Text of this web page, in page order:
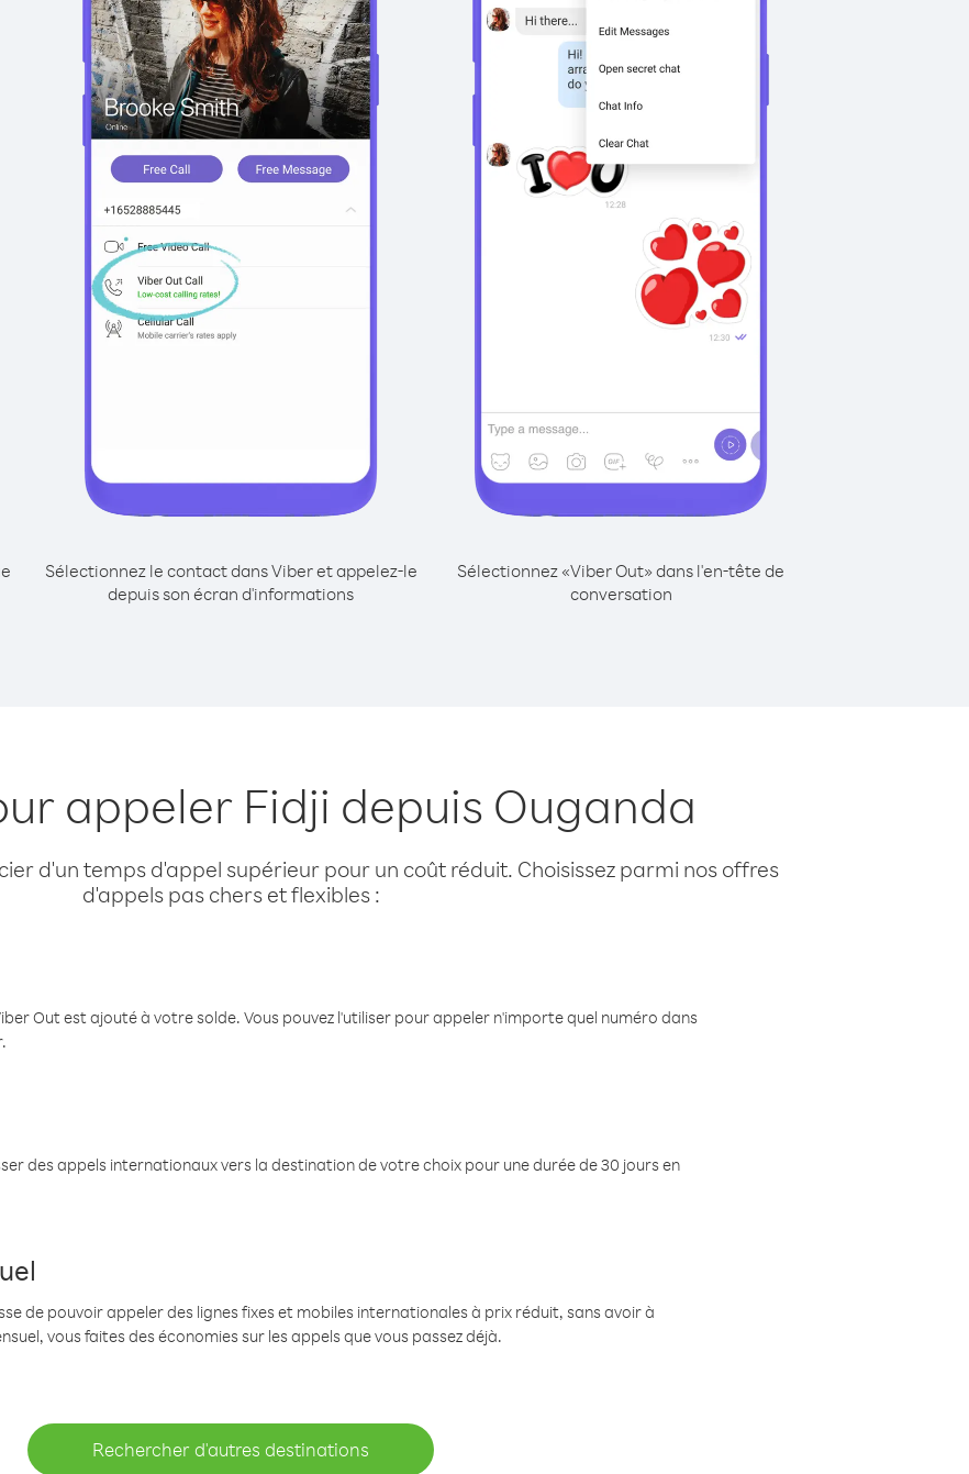
Sélectionnez le contact dans Viber et appelez-le
depuis son écran d'informations
Sélectionnez «Viber Out» dans l'en-tête de
conversation
appeler Fidji depuis Ouganda
d'un temps d'appel supérieur pour un coût réduit. Choisissez parmi nos offres
d'appels pas chers et flexibles :
Out est ajouté à votre solde. Vous pouvez l'utiliser pour appeler n'importe quel numéro dans
des appels internationaux vers la destination de votre choix pour une durée de 30 jours en
de pouvoir appeler des lignes fixes et mobiles internationales à prix réduit, sans avoir à
vous faites des économies sur les appels que vous passez déjà.
Rechercher d'autres destinations